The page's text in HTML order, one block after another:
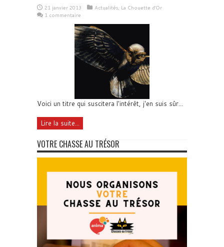
21 janvier 2013 Actualités, La Chouette d'Or
1 commentaire
Voici un titre qui suscitera l'intérêt, j'en suis sûr...
Lire la suite...
VOTRE CHASSE AU TRÉSOR